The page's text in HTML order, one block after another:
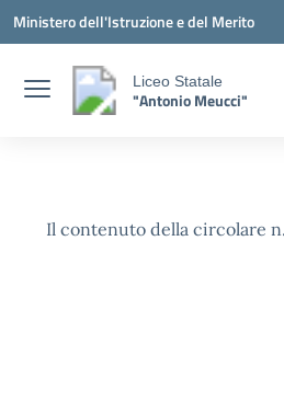
Vai ai contenuti
Vai al menu di navigazione
Vai al footer
Ministero dell'Istruzione e del Merito
Liceo Statale
"Antonio Meucci"
Il contenuto della circolare